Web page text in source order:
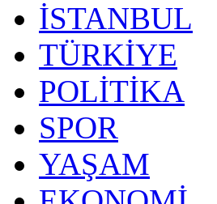
İSTANBUL
TÜRKİYE
POLİTİKA
SPOR
YAŞAM